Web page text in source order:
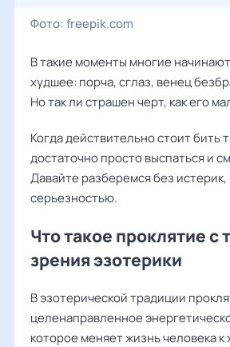
Фото: freepik.com
В такие моменты многие
худшее: порча, сглаз, венец
Но так ли страшен черт, как его
Когда действительно стоит бить
достаточно просто выспаться и
Давайте разберемся без
серьезностью.
Что такое проклятие с
зрения эзотерики
В эзотерической традиции
целенаправленное
которое меняет жизнь человека к